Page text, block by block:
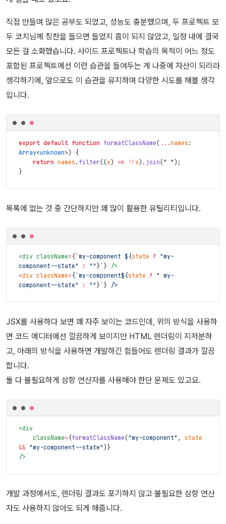
직접 만들며 많은 공부도 되었고, 성능도 충분했으며, 두 프로젝트 모
두 코치님께 칭찬을 들으면 들었지 흠이 되지 않았고, 일정 내에 결국
모든 걸 소화했습니다. 사이드 프로젝트나 학습의 목적이 어느 정도
포함된 프로젝트에선 이런 습관을 들여두는 게 나중에 자산이 되리라
생각하기에, 앞으로도 이 습관을 유지하며 다양한 시도를 해볼 생각
입니다.
export default function formatClassName( ... names :
Array<unknown>)
{
return names . filter((x) => ! ! x) . join(" " ) ;
}
목록에 없는 것 중 간단하지만 꽤 많이 활용한 유틸리티입니다.
<div className={ `my-component ${state ?
"my-
component--state"
: "" }` } />
<div className={ `my-component${state ?
" my-
component--state"
: "" }` } />
JSX를 사용하다 보면 꽤 자주 보이는 코드인데, 위의 방식을 사용하
면 코드 에디터에선 깔끔하게 보이지만 HTML 렌더링이 지저분하
고, 아래의 방식을 사용하면 개발하긴 힘들어도 렌더링 결과가 깔끔
합니다.
둘 다 불필요하게 삼항 연산자를 사용해야 한단 문제도 있고요.
<div
className={formatClassName("my-component" ,
state
&& "my-component--state" ) }
/>
개발 과정에서도, 렌더링 결과도 포기하지 않고 불필요한 삼항 연산
자도 사용하지 않아도 되게 해줍니다.